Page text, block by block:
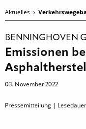
Aktuelles
BENNINGHOVEN
Emissionen
03. November 2022
Pressemitteilung |